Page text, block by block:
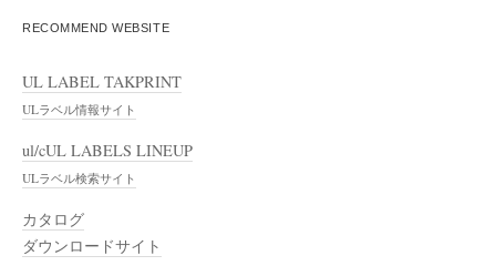
RECOMMEND WEBSITE
UL LABEL TAKPRINT
ULラベル情報サイト
ul/cUL LABELS LINEUP
ULラベル検索サイト
カタログ
ダウンロードサイト